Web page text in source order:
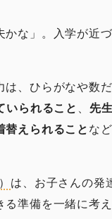
かな」。入学が近
は、ひらがなや数
いられること
先
替えられること な
は、お子さんの発
る準備を一緒に考